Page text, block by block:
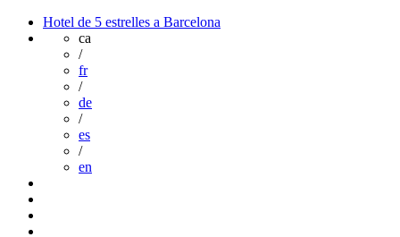
Hotel de 5 estrelles a Barcelona
ca
/
fr
/
de
/
es
/
en